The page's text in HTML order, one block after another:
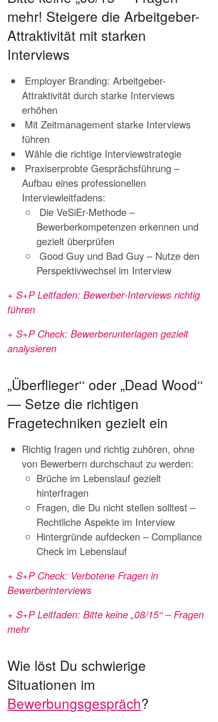
mehr! Steigere die Arbeitgeber-
Attraktivität mit starken
Interviews
Employer Branding: Arbeitgeber-
Attraktivität durch starke Interviews
erhöhen
Mit Zeitmanagement starke Interviews
führen
Wähle die richtige Interviewstrategie
Praxiserprobte Gesprächsführung –
Aufbau eines professionellen
Interviewleitfadens:
Die VeSiEr-Methode –
Bewerberkompetenzen erkennen und
gezielt überprüfen
Good Guy und Bad Guy – Nutze den
Perspektivwechsel im Interview
+ S+P Leitfaden: Bewerber-Interviews richtig
führen
+ S+P Check: Bewerberunterlagen gezielt
analysieren
„Überflieger‘‘ oder „Dead Wood‘‘
— Setze die richtigen
Fragetechniken gezielt ein
Richtig fragen und richtig zuhören, ohne
von Bewerbern durchschaut zu werden:
Brüche im Lebenslauf gezielt
hinterfragen
Fragen, die Du nicht stellen solltest –
Rechtliche Aspekte im Interview
Hintergründe aufdecken – Compliance
Check im Lebenslauf
+ S+P Check: Verbotene Fragen in
Bewerberinterviews
+ S+P Leitfaden: Bitte keine „08/15‘‘ – Fragen
mehr
Wie löst Du schwierige
Situationen im
Bewerbungsgespräch?